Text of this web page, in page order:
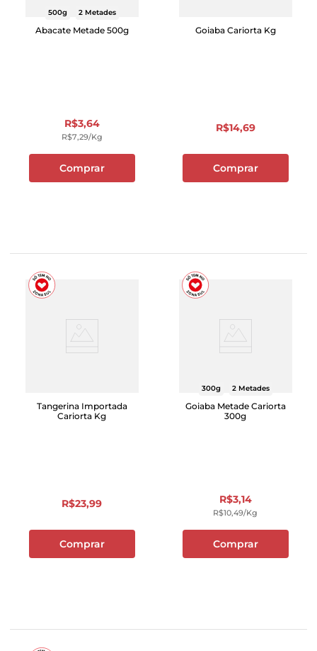
500g 2 Metades
Abacate Metade 500g
R$3,64
R$7,29/kg
Comprar
Goiaba Cariorta Kg
R$14,69
Comprar
Tangerina Importada
Cariorta Kg
R$23,99
Comprar
300g 2 Metades
Goiaba Metade Cariorta
300g
R$3,14
R$10,49/kg
Comprar